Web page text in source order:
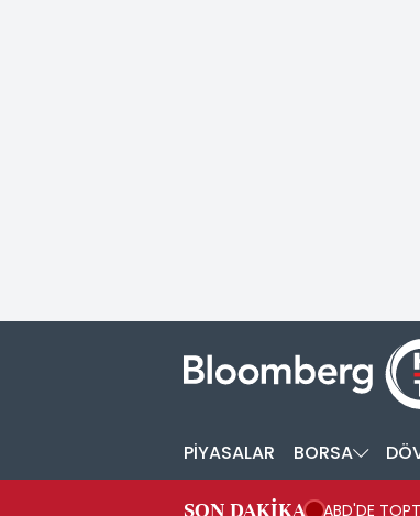
PİYASALAR BORSA
SON DAKİKA ABD'DE